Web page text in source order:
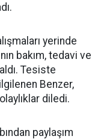
yerinde
bakım, tedavi ve
Tesiste
Benzer,
diledi.
paylaşım